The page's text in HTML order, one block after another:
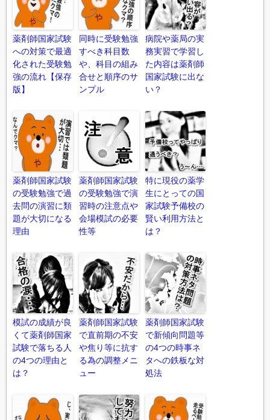
薬剤師国家試験
への対策で最適
化された受験勉
強の流れ【保存
版】
同時に受験勉強
すべき科目数
や、科目の組み
合せと順序のサ
ンプル
病院や薬局の実
務実習で学習し
た内容は薬剤師
国家試験に出な
い？
薬剤師国家試験
の受験勉強で過
去問の演習に類
題が大切になる
理由
薬剤師国家試験
の受験勉強で演
習時の注意点や
会場模試の必要
性等
特に現役の薬学
生にとっての国
家試験予備校の
賢い利用方法と
は？
模試の成績が良
くて薬剤師国家
試験で落ちる人
の4つの理由と
は？
薬剤師国家試験
で直前期の不安
や焦り等に抗す
る為の調整メニ
ュー
薬剤師国家試験
で新傾向問題等
の4つの時事ネ
タへの鉄板な対
処法